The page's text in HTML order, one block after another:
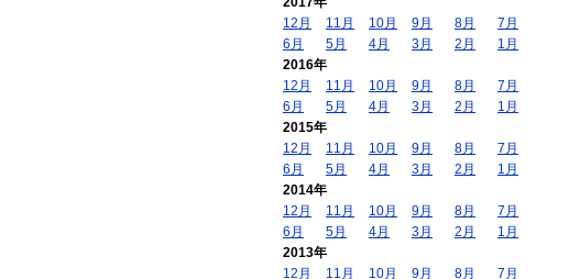
12月
11月 10月 9月 8月
7月
6月
5月 4月 3月 2月
1月
2016年
12月
11月 10月 9月 8月
7月
6月
5月 4月 3月 2月
1月
2015年
12月
11月 10月 9月 8月
7月
6月
5月 4月 3月 2月
1月
2014年
12月
11月 10月 9月 8月
7月
6月
5月 4月 3月 2月
1月
2013年
12月
11月 10月 9月 8月 7月